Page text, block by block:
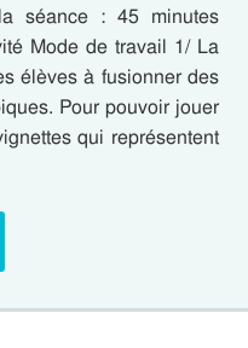
séance : 45 minutes
Mode de travail 1/ La
élèves à fusionner des
Pour pouvoir jouer
qui représentent